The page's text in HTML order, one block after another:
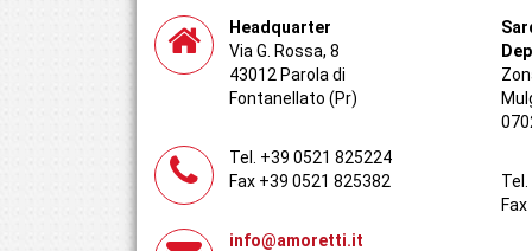
Headquarter
Via G. Rossa, 8
43012 Parola di
Fontanellato (Pr)
Tel. +39 0521 825224
Fax +39 0521 825382
info@amoretti.it